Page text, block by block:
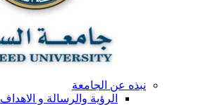
نبذه عن الجامعة
الرؤية والرسالة و الاهداف